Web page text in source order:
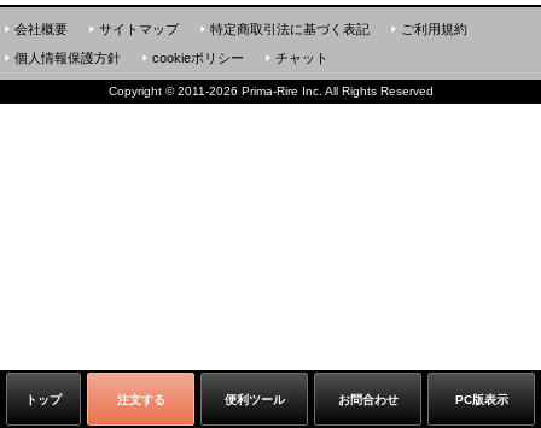
トップ 注文する 便利ツール お問合わせ PC版表示
会社概要 サイトマップ 特定商取引法に基づく表記
ご利用規約
個人情報保護方針
cookieポリシー チャット
Copyright ©2011-2026 Prima-Rire Inc. All Rights Reserved